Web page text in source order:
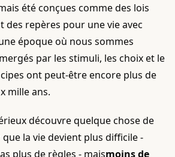
été conçues comme des lois
des repères pour une vie avec
époque où nous sommes
par les stimuli, les choix et le
ont peut-être encore plus de
mille ans.
découvre quelque chose de
la vie devient plus difficile -
plus de règles - maismoins de